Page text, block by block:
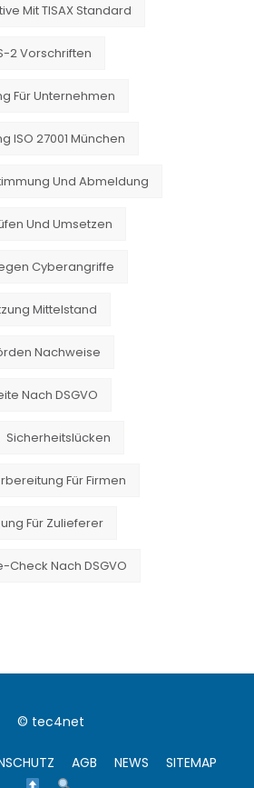
Mit TISAX Standard
2 Vorschriften
Für Unternehmen
ISO 27001 München
Und Abmeldung
Und Umsetzen
Cyberangriffe
Mittelstand
Nachweise
Nach DSGVO
Sicherheitslücken
Für Firmen
Für Zulieferer
Nach DSGVO
© tec4net
AGB NEWS SITEMAP